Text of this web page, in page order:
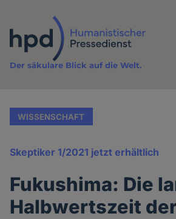
Inhalt
Der säkulare Blick auf die Welt.
WISSENSCHAFT
Skeptiker 1/2021 jetzt erhältlich
Fukushima: Die
Halbwertszeit